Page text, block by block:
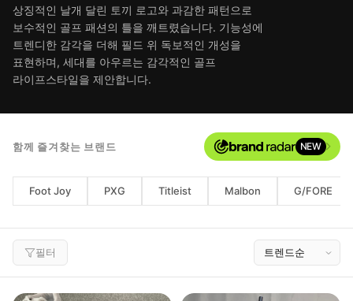
상징적인 날개 달린 토끼 로고와 과감한 패턴으로
보수적인 골프 패션의 틀을 깨트렸습니다. 기능성에
트렌디한 감각을 더해 필드 위 독보적인 개성을
표현하며, 세대를 아우르는 감각적인 골프
라이프스타일을 제안합니다.
함께 즐겨찾는 브랜드 NEW
Foot Joy PXG Titleist Malbon G/FORE
필터